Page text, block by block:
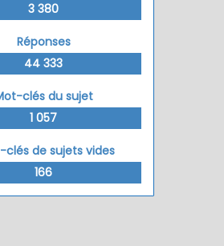
3 380
Réponses
44 333
clés du sujet
1 057
clés de sujets vides
166